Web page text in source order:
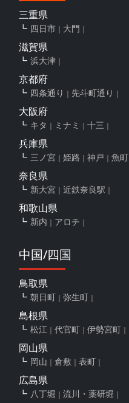
三重県
四日市 大門
滋賀県
浜大津
京都府
四条通り 先斗町通り
大阪府
キタ ミナミ 十三
兵庫県
三ノ宮 姫路 神戸 魚町
奈良県
新大宮 近鉄奈良駅
和歌山県
新内 アロチ
中国/四国
鳥取県
朝日町 弥生町
島根県
松江 代官町 伊勢宮町
岡山県
岡山 倉敷 表町
広島県
八丁堀 流川・薬研堀